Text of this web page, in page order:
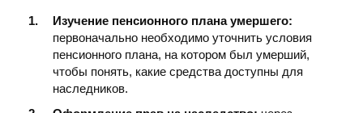
Изучение пенсионного плана умершего:
первоначально необходимо уточнить условия
пенсионного плана, на котором был умерший,
чтобы понять, какие средства доступны для
наследников.